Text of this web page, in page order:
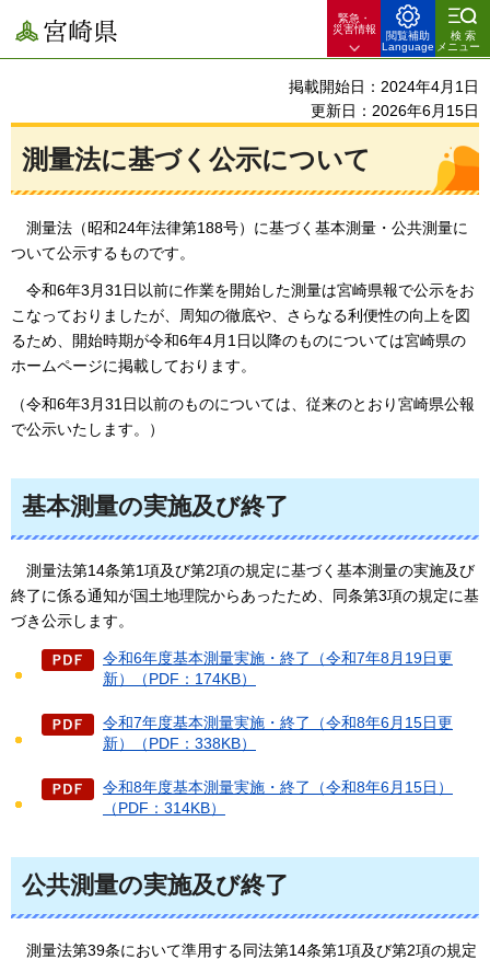
宮崎県
緊急・
災害情報
閲覧補助
Language
検索
メニュー
掲載開始日：2024年4月1日
更新日：2026年6月15日
測量法に基づく公示について
測量法（昭和24年法律第188号）に基づく基本測量・公共測量に
ついて公示するものです。
令和6年3月31日以前に作業を開始した測量は宮崎県報で公示をお
こなっておりましたが、周知の徹底や、さらなる利便性の向上を図
るため、開始時期が令和6年4月1日以降のものについては宮崎県の
ホームページに掲載しております。
（令和6年3月31日以前のものについては、従来のとおり宮崎県公報
で公示いたします。）
基本測量の実施及び終了
測量法第14条第1項及び第2項の規定に基づく基本測量の実施及び
終了に係る通知が国土地理院からあったため、同条第3項の規定に基
づき公示します。
令和6年度基本測量実施・終了（令和7年8月19日更
新）（PDF：174KB）
令和7年度基本測量実施・終了（令和8年6月15日更
新）（PDF：338KB）
令和8年度基本測量実施・終了（令和8年6月15日）
（PDF：314KB）
公共測量の実施及び終了
測量法第39条において準用する同法第14条第1項及び第2項の規定